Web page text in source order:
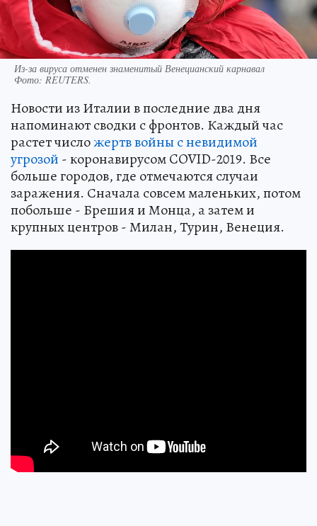
Из-за вируса отменен знаменитый Венецианский карнавал
Фото: REUTERS.
Новости из Италии в последние два дня
напоминают сводки с фронтов. Каждый час
растет числожертв войны с невидимой
угрозой - коронавирусом COVID-2019. Все
больше городов, где отмечаются случаи
заражения. Сначала совсем маленьких, потом
побольше - Брешия и Монца, а затем и
крупных центров - Милан, Турин, Венеция.